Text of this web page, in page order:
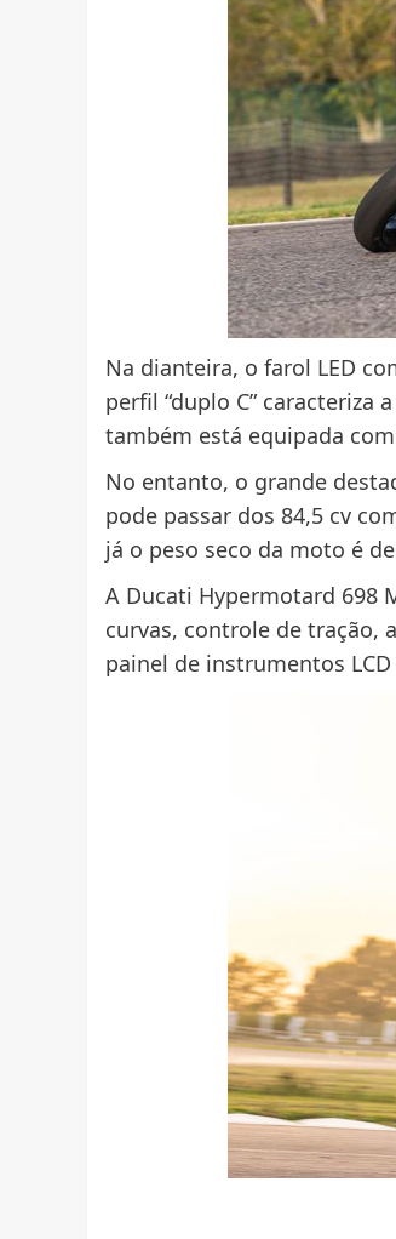
Na dianteira, o farol LED
perfil “duplo C” caracteriza
também está equipada
No entanto, o grande
pode passar dos 84,5 cv
já o peso seco da moto é
A Ducati Hypermotard 698
curvas, controle de tração,
painel de instrumentos